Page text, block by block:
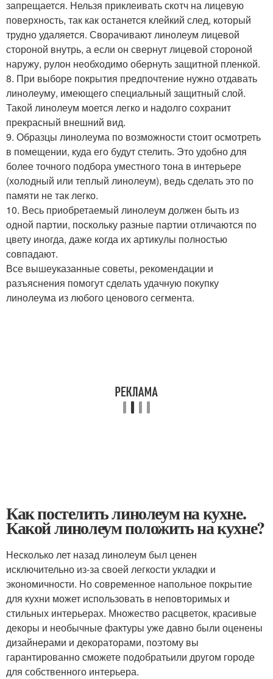
запрещается. Нельзя приклеивать скотч на лицевую
поверхность, так как останется клейкий след, который
трудно удаляется. Сворачивают линолеум лицевой
стороной внутрь, а если он свернут лицевой стороной
наружу, рулон необходимо обернуть защитной пленкой.
8. При выборе покрытия предпочтение нужно отдавать
линолеуму, имеющего специальный защитный слой.
Такой линолеум моется легко и надолго сохранит
прекрасный внешний вид.
9. Образцы линолеума по возможности стоит осмотреть
в помещении, куда его будут стелить. Это удобно для
более точного подбора уместного тона в интерьере
(холодный или теплый линолеум), ведь сделать это по
памяти не так легко.
10. Весь приобретаемый линолеум должен быть из
одной партии, поскольку разные партии отличаются по
цвету иногда, даже когда их артикулы полностью
совпадают.
Все вышеуказанные советы, рекомендации и
разъяснения помогут сделать удачную покупку
линолеума из любого ценового сегмента.
Как постелить линолеум на кухне.
Какой линолеум положить на кухне?
Несколько лет назад линолеум был ценен
исключительно из-за своей легкости укладки и
экономичности. Но современное напольное покрытие
для кухни может использовать в неповторимых и
стильных интерьерах. Множество расцветок, красивые
декоры и необычные фактуры уже давно были оценены
дизайнерами и декораторами, поэтому вы
гарантированно сможете подобратьили другом городе
для собственного интерьера.